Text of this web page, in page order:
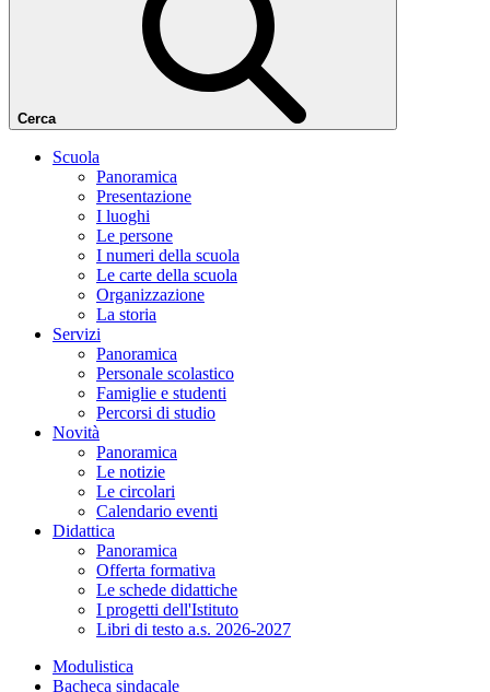
Cerca
Scuola
Panoramica
Presentazione
I luoghi
Le persone
I numeri della scuola
Le carte della scuola
Organizzazione
La storia
Servizi
Panoramica
Personale scolastico
Famiglie e studenti
Percorsi di studio
Novità
Panoramica
Le notizie
Le circolari
Calendario eventi
Didattica
Panoramica
Offerta formativa
Le schede didattiche
I progetti dell'Istituto
Libri di testo a.s. 2026-2027
Modulistica
Bacheca sindacale